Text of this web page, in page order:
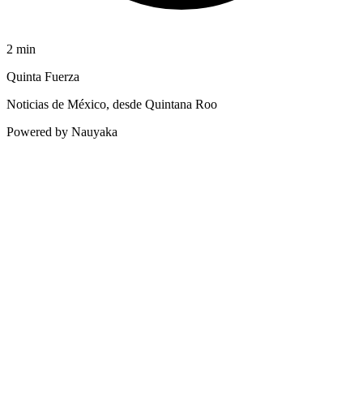
2 min
Quinta Fuerza
Noticias de México, desde Quintana Roo
Powered by Nauyaka